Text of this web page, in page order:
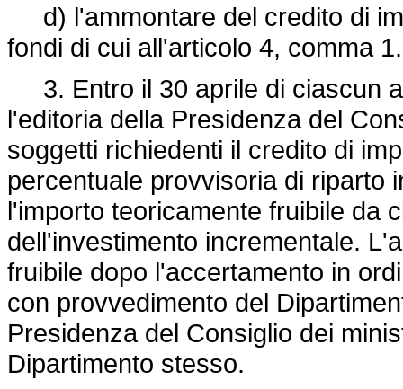
d) l'ammontare del credito di
fondi di cui all'articolo 4, comma 1.
3. Entro il 30 aprile di ciascun
l'editoria della Presidenza del
soggetti richiedenti il credito di
percentuale provvisoria di riparto
l'importo teoricamente fruibile da
dell'investimento incrementale.
fruibile dopo l'accertamento in
con provvedimento del
Presidenza del Consiglio dei
Dipartimento stesso.